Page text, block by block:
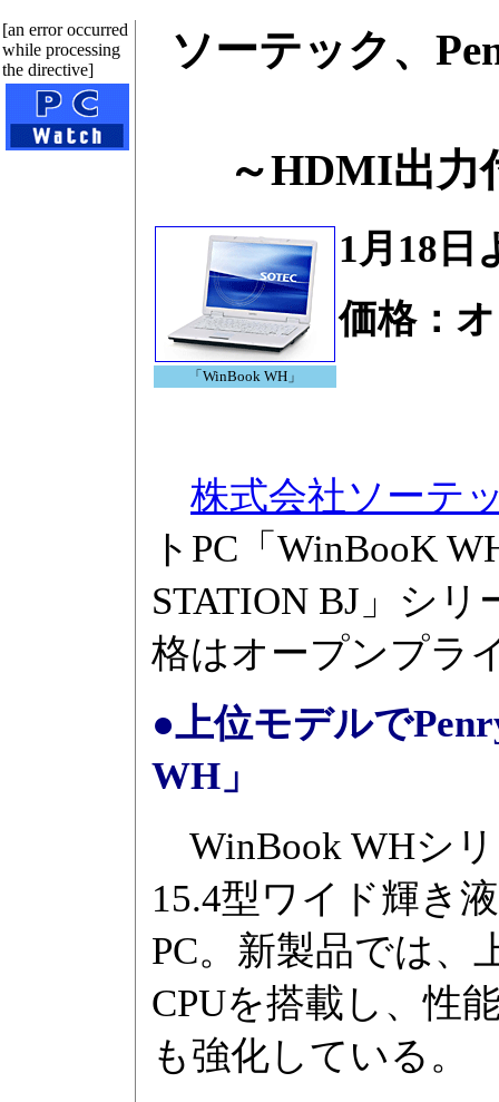
[an error occurred
while processing
the directive]
ソーテック、
～HDMI出力
「WinBook WH」
1月18日
価格：
株式会社ソーテ
トPC「WinBooK
STATION BJ」シ
格はオープンプラ
●上位モデルで
WH」
WinBook WHシ
15.4型ワイド輝き
PC。新製品では、
CPUを搭載し、性
も強化している。